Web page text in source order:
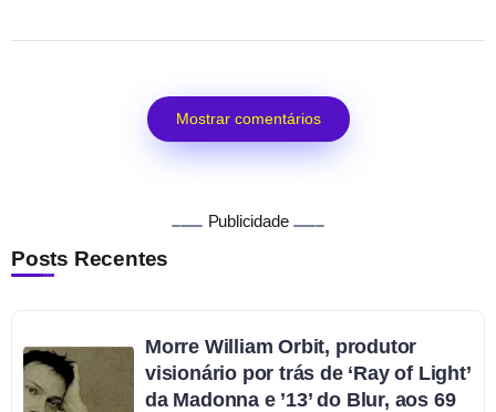
Mostrar comentários
Publicidade
Posts Recentes
Morre William Orbit, produtor
visionário por trás de ‘Ray of Light’
da Madonna e ’13’ do Blur, aos 69